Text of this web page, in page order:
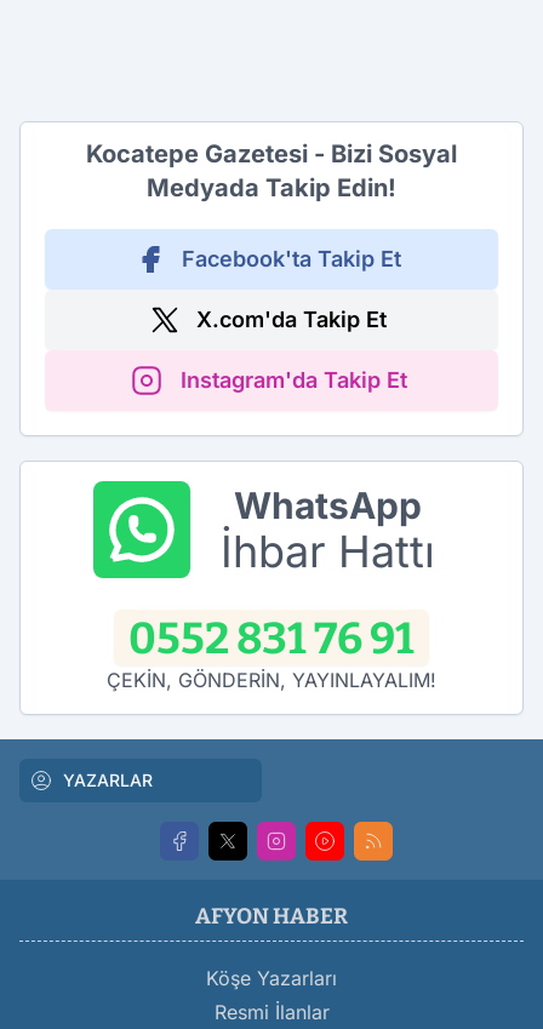
Kocatepe Gazetesi - Bizi Sosyal
Medyada Takip Edin!
Facebook'ta Takip Et
X.com'da Takip Et
Instagram'da Takip Et
WhatsApp
İhbar Hattı
0552 831 76 91
ÇEKİN, GÖNDERİN, YAYINLAYALIM!
YAZARLAR
AFYON HABER
Köşe Yazarları
Resmi İlanlar